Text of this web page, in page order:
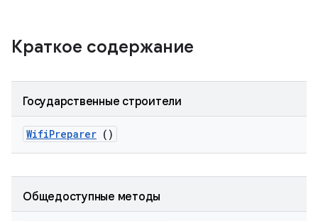
Краткое содержание
Государственные строители
WifiPreparer ()
Общедоступные методы